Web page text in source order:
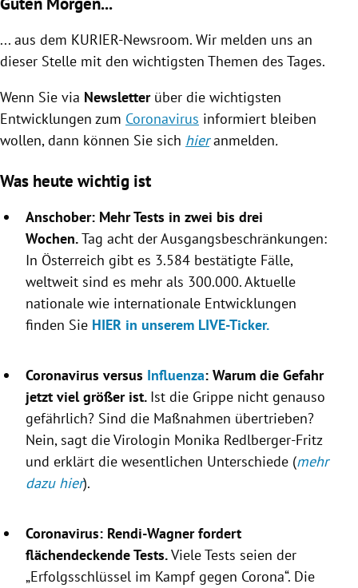
Untermenü
Untermenü
Untermenü
... aus dem KURIER-Newsroom. Wir melden uns an
dieser Stelle mit den wichtigsten Themen des Tages.
Wenn Sie via Newsletter über die wichtigsten
Entwicklungen zum Coronavirus informiert bleiben
wollen, dann können Sie sich hier anmelden.
Was heute wichtig ist
Anschober: Mehr Tests in zwei bis drei
Wochen.Tag acht der Ausgangsbeschränkungen:
In Österreich gibt es 3.584 bestätigte Fälle,
weltweit sind es mehr als 300.000. Aktuelle
nationale wie internationale Entwicklungen
finden Sie HIER in unserem LIVE-Ticker.
Coronavirus versus Influenza: Warum die Gefahr
jetzt viel größer ist. Ist die Grippe nicht genauso
gefährlich? Sind die Maßnahmen übertrieben?
Nein, sagt die Virologin Monika Redlberger-Fritz
und erklärt die wesentlichen Unterschiede (mehr
dazu hier).
Coronavirus: Rendi-Wagner fordert
flächendeckende Tests.Viele Tests seien der
„Erfolgsschlüssel im Kampf gegen Corona“. Die